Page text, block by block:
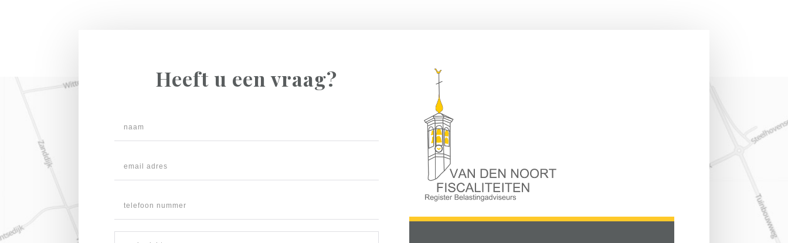
Heeft u een vraag?